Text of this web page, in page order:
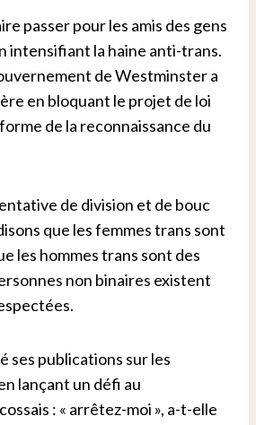
passer pour les amis des gens
intensifiant la haine anti-trans.
de Westminster a
en bloquant le projet de loi
de la reconnaissance du
de division et de bouc
que les femmes trans sont
les hommes trans sont des
non binaires existent
ses publications sur les
lançant un défi au
: « arrêtez-moi », a-t-elle